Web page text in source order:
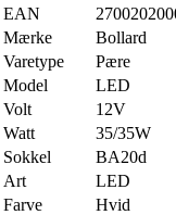
EAN
Mærke
Bollard
Varetype
Pære
Model
LED
Volt
12V
Watt
35/35W
Sokkel
BA20d
Art
LED
Farve
Hvid